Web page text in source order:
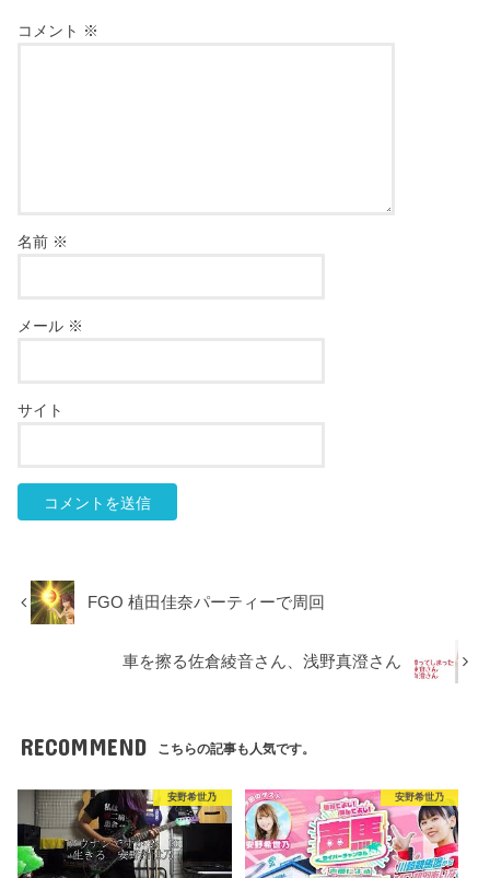
コメント ※
名前 ※
メール ※
サイト
FGO 植田佳奈パーティーで周回
車を擦る佐倉綾音さん、浅野真澄さん
RECOMMEND こちらの記事も人気です。
安野希世乃 安野希世乃